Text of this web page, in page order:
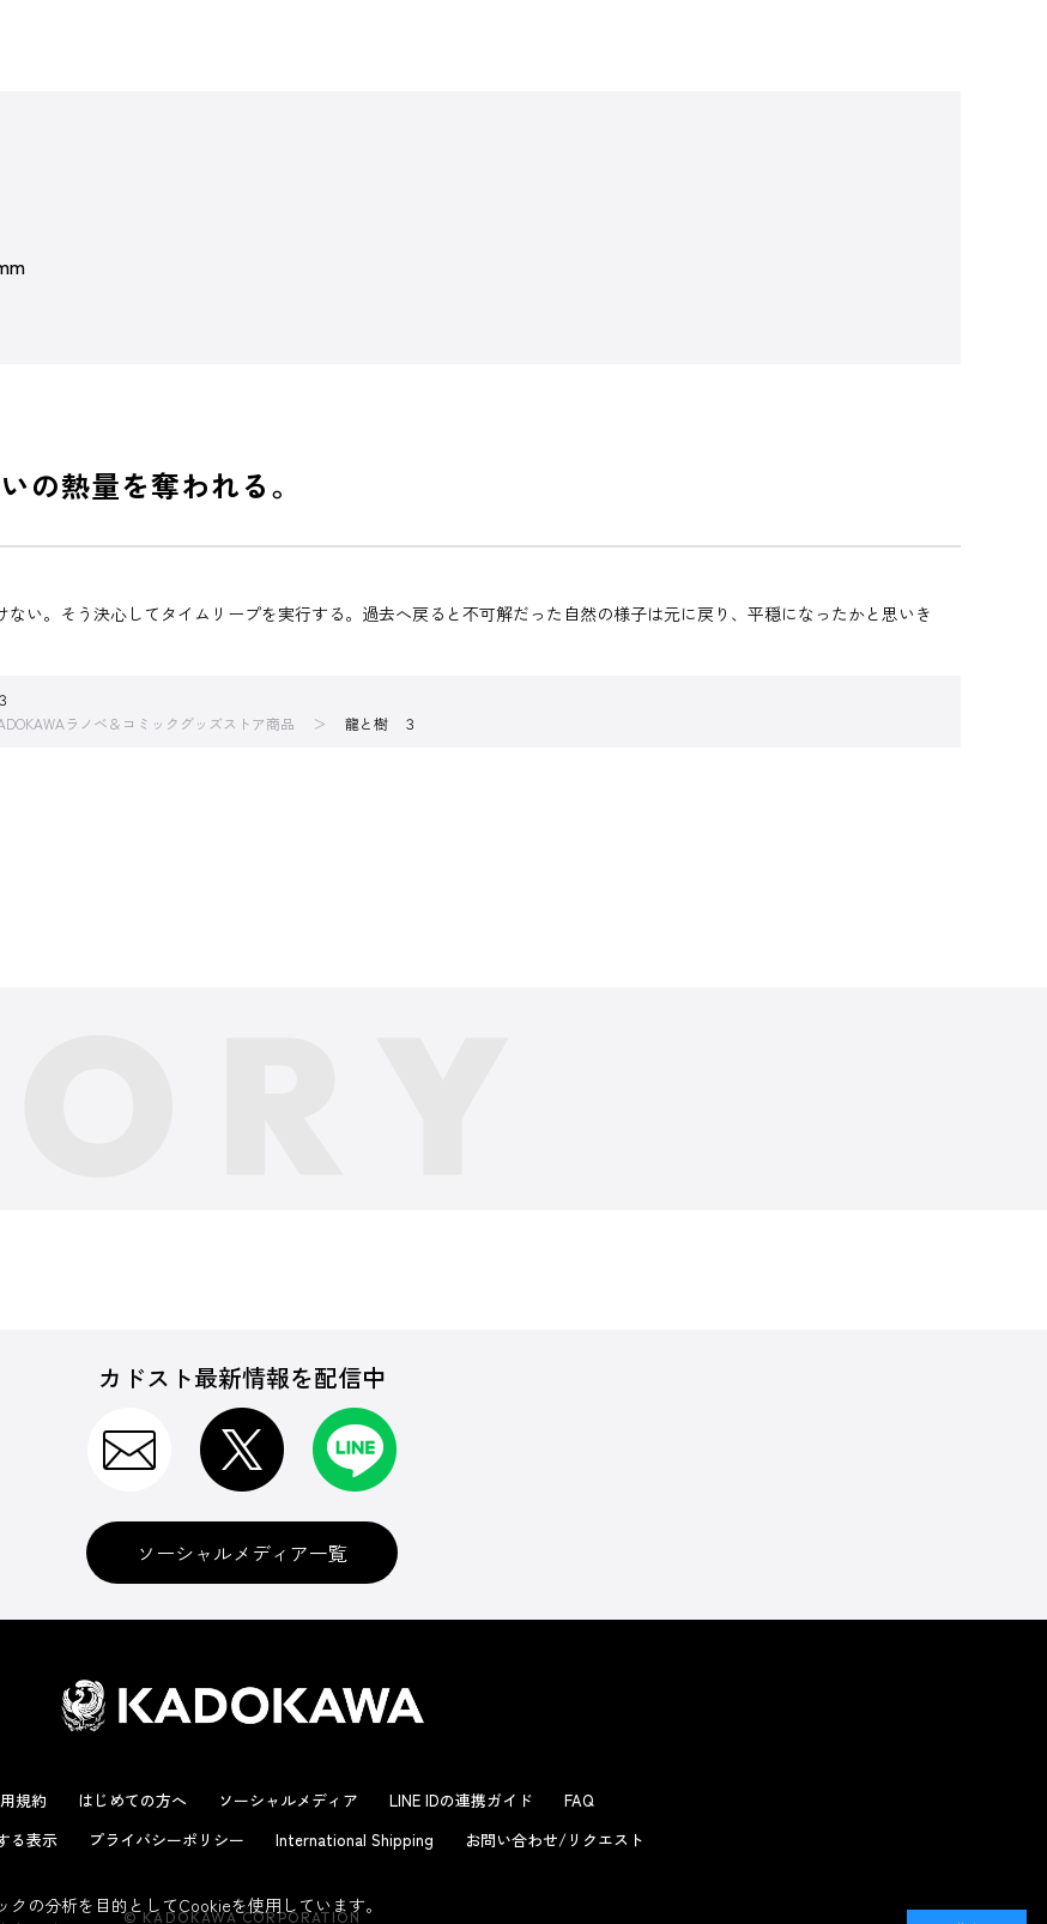
の熱量を奪われる。
い。そう決心してタイムリープを実行する。過去へ戻ると不可解だった自然の様子は元に戻り、平穏になったかと思いき
ラノベ＆コミックグッズストア商品 龍と樹 ３
カドスト最新情報を配信中
ソーシャルメディア一覧
規約 はじめての方へ ソーシャルメディア LINE IDの連携ガイド
FAQ
る表示
プライバシーポリシー International Shipping お問い合わせ/リクエスト
© KADOKAWA CORPORATION
の分析を目的としてCookieを使用しています。